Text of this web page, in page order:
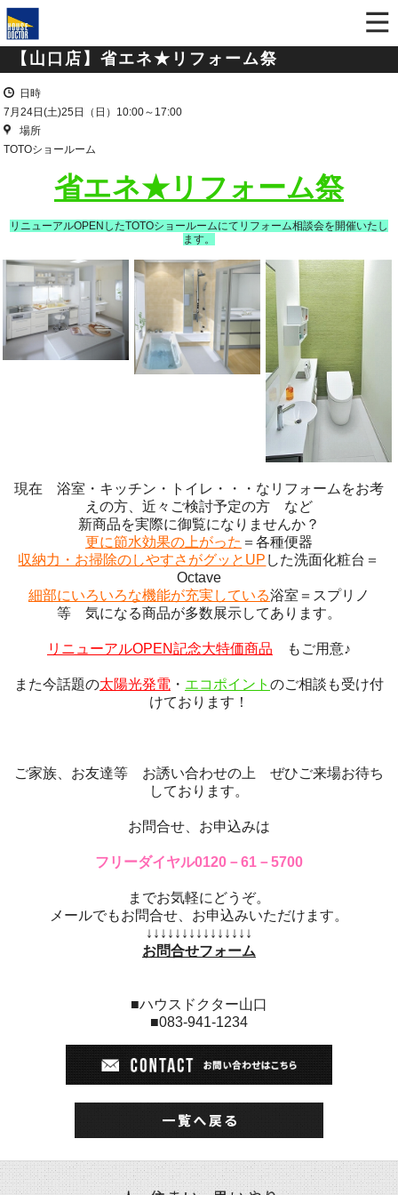
【山口店】省エネ★リフォーム祭
日時
7月24日(土)25日（日）10:00～17:00
場所
TOTOショールーム
省エネ★リフォーム祭
リニューアルOPENしたTOTOショールームにてリフォーム相談会を開催いたし
ます。
現在 浴室・キッチン・トイレ・・・なリフォームをお考
えの方、近々ご検討予定の方 など
新商品を実際に御覧になりませんか？
更に節水効果の上がった ＝各種便器
収納力・お掃除のしやすさがグッとUP した洗面化粧台＝
Octave
細部にいろいろな機能が充実している浴室＝スプリノ
等 気になる商品が多数展示してあります。
リニューアルOPEN記念大特価商品 もご用意♪
また今話題の太陽光発電 ・ エコポイント のご相談も受け付
けております！
ご家族、お友達等 お誘い合わせの上 ぜひご来場お待ち
しております。
お問合せ、お申込みは
フリーダイヤル0120－61－5700
までお気軽にどうぞ。
メールでもお問合せ、お申込みいただけます。
↓↓↓↓↓↓↓↓↓↓↓↓↓↓↓
お問合せフォーム
■ハウスドクター山口
■083-941-1234